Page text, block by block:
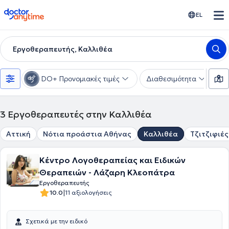
doctoranytime EL
Εργοθεραπευτής, Καλλιθέα
DO+ Προνομιακές τιμές Διαθεσιμότητα
3 Εργοθεραπευτές στην Καλλιθέα
Αττική Νότια προάστια Αθήνας Καλλιθέα Τζιτζιφιές
Κέντρο Λογοθεραπείας και Ειδικών
Θεραπειών - Λάζαρη Κλεοπάτρα
Εργοθεραπευτής
10.0|11 αξιολογήσεις
Σχετικά με την ειδικό